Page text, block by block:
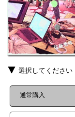
選択してください
通常購入